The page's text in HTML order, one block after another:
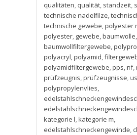
qualitäten, qualität, standzeit,
technische nadelfilze,
technische gewebe,polyester
polyester, gewebe,baumwolle,
baumwollfiltergewebe,
polyacryl,polyamid,
polyamidfiltergewebe,pps,nf,
prüfzeugnis,prüfzeugnisse,
polypropylenvlies,
kategorie l,kategorie m,
edelstahlschneckengewinde,